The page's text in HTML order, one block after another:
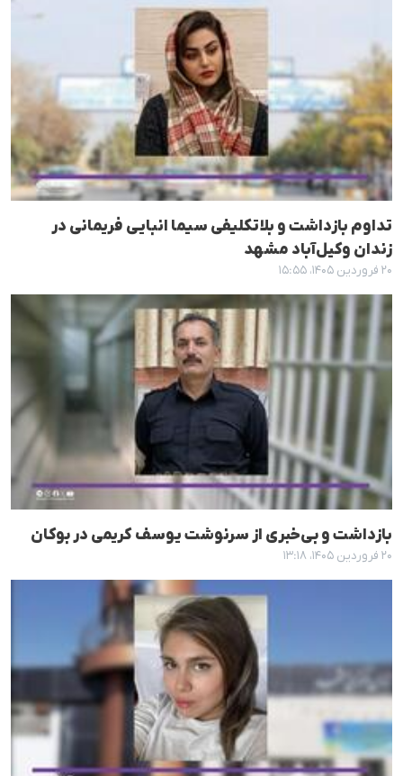
تداوم بازداشت و بلاتکلیفی سیما انبایی فریمانی در
زندان وکیل‌آباد مشهد
۲۰ فروردین ۱۴۰۵، ۱۵:۵۵
بازداشت و بی‌خبری از سرنوشت یوسف کریمی در بوکان
۲۰ فروردین ۱۴۰۵، ۱۳:۱۸